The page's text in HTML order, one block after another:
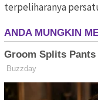
terpeliharanya